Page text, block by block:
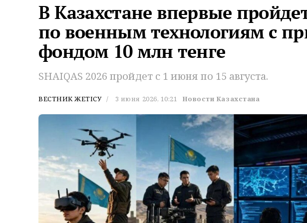
В Казахстане впервые
по военным технологиям с
фондом 10 млн тенге
SHAIQAS 2026 пройдет с 1 июня по 15 августа.
ВЕСТНИК ЖЕТІСУ 3 июня 2026, 10:21 Новости Казахстана